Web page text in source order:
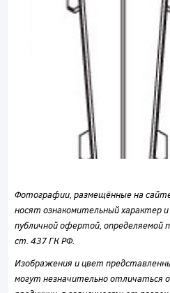
Фотографии, размещённые на
носят ознакомительный характер
публичной офертой, определяемой
ст. 437 ГК РФ.
Изображения и цвет
могут незначительно отличаться